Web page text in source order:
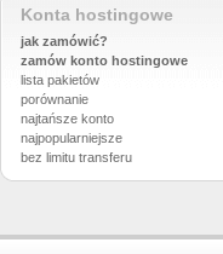
Konta hostingowe
jak zamówić?
zamów konto hostingowe
lista pakietów
porównanie
najtańsze konto
najpopularniejsze
bez limitu transferu